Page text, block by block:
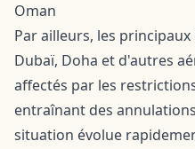
Oman
Par ailleurs, les
Dubaï, Doha et d'autres
affectés par les
entraînant des
situation évolue